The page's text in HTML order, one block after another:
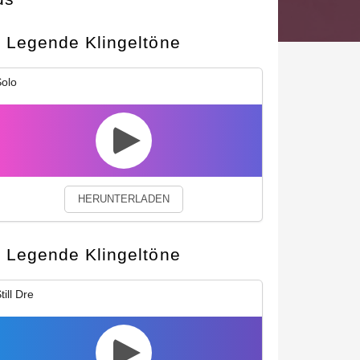
Legende Klingeltöne
HERUNTERLADEN
Legende Klingeltöne
Dre
Privacy Policy Close